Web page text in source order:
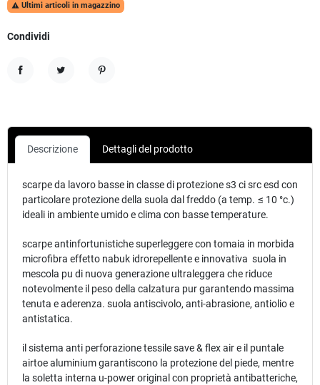
 Ultimi articoli in magazzino
Condividi
Descrizione Dettagli del prodotto
scarpe da lavoro basse in classe di protezione s3 ci src esd con
particolare protezione della suola dal freddo (a temp. ≤ 10 °c.)
ideali in ambiente umido e clima con basse temperature.
scarpe antinfortunistiche superleggere con tomaia in morbida
microfibra effetto nabuk idrorepellente e innovativa suola in
mescola pu di nuova generazione ultraleggera che riduce
notevolmente il peso della calzatura pur garantendo massima
tenuta e aderenza. suola antiscivolo, anti-abrasione, antiolio e
antistatica.
il sistema anti perforazione tessile save & flex air e il puntale
airtoe aluminium garantiscono la protezione del piede, mentre
la soletta interna u-power original con proprietà antibatteriche,